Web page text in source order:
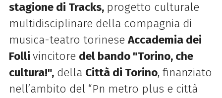
stagione di Tracks, progetto culturale
multidisciplinare della compagnia di
musica-teatro torineseAccademia dei
Folli vincitore del bando "Torino, che
cultura!",della Città di Torino, finanziato
nell’ambito del “Pn metro plus e città